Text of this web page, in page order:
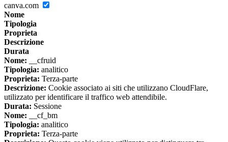
canva.com
Nome
Tipologia
Proprieta
Descrizione
Durata
Nome: __cfruid
Tipologia: analitico
Proprieta: Terza-parte
Descrizione: Cookie associato ai siti che utilizzano CloudFlare,
utilizzato per identificare il traffico web attendibile.
Durata: Sessione
Nome: __cf_bm
Tipologia: analitico
Proprieta: Terza-parte